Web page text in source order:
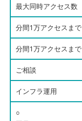
最大同時アクセス数
分間1万アクセスまで
分間1万アクセスまで
ご相談
インフラ運用
○